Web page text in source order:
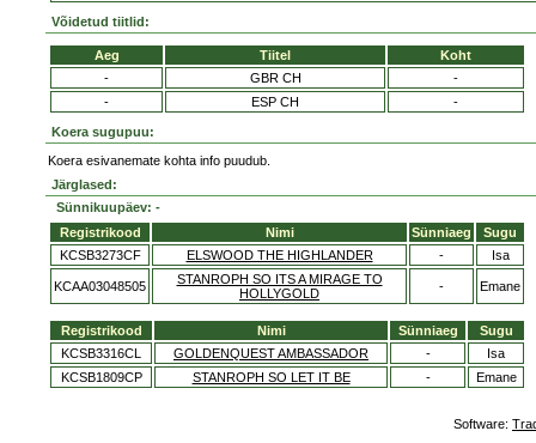
Võidetud tiitlid:
Aeg Tiitel
Koht
-
GBR CH
-
-
ESP CH -
Koera sugupuu:
Koera esivanemate kohta info puudub.
Järglased:
Sünnikuupäev: -
Registrikood
Nimi Sünniaeg
Sugu
KCSB3273CF
ELSWOOD THE HIGHLANDER - Isa
KCAA03048505
STANROPH SO ITS A MIRAGE TO
HOLLYGOLD
- Emane
Registrikood Nimi Sünniaeg
Sugu
KCSB3316CL
GOLDENQUEST AMBASSADOR -
Isa
KCSB1809CP
STANROPH SO LET IT BE - Emane
Software: